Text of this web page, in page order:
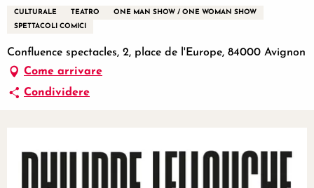
CULTURALE TEATRO
ONE MAN SHOW / ONE WOMAN SHOW
SPETTACOLI COMICI
Confluence spectacles, 2, place de l'Europe, 84000 Avignon
Come arrivare
Condividere